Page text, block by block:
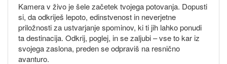
Kamera v živo je šele začetek tvojega potovanja. Dopusti
si, da odkriješ lepoto, edinstvenost in neverjetne
priložnosti za ustvarjanje spominov, ki ti jih lahko ponudi
ta destinacija. Odkrij, poglej, in se zaljubi – vse to kar iz
svojega zaslona, preden se odpraviš na resnično
avanturo.